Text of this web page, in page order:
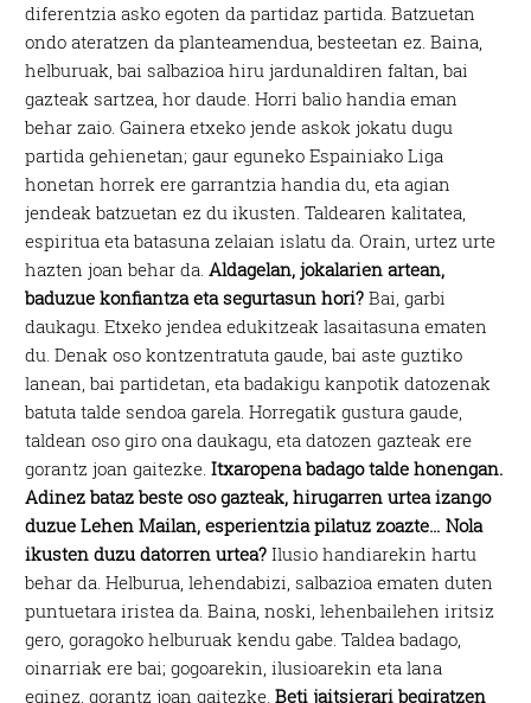
diferentzia asko egoten da partidaz partida. Batzuetan
ondo ateratzen da planteamendua, besteetan ez. Baina,
helburuak, bai salbazioa hiru jardunaldiren faltan, bai
gazteak sartzea, hor daude. Horri balio handia eman
behar zaio. Gainera etxeko jende askok jokatu dugu
partida gehienetan; gaur eguneko Espainiako Liga
honetan horrek ere garrantzia handia du, eta agian
jendeak batzuetan ez du ikusten. Taldearen kalitatea,
espiritua eta batasuna zelaian islatu da. Orain, urtez urte
hazten joan behar da.Aldagelan, jokalarien artean,
baduzue konfiantza eta segurtasun hori? Bai, garbi
daukagu. Etxeko jendea edukitzeak lasaitasuna ematen
du. Denak oso kontzentratuta gaude, bai aste guztiko
lanean, bai partidetan, eta badakigu kanpotik datozenak
batuta talde sendoa garela. Horregatik gustura gaude,
taldean oso giro ona daukagu, eta datozen gazteak ere
gorantz joan gaitezke.Itxaropena badago talde honengan.
Adinez bataz beste oso gazteak, hirugarren urtea izango
duzue Lehen Mailan, esperientzia pilatuz zoazte… Nola
ikusten duzu datorren urtea?Ilusio handiarekin hartu
behar da. Helburua, lehendabizi, salbazioa ematen duten
puntuetara iristea da. Baina, noski, lehenbailehen iritsiz
gero, goragoko helburuak kendu gabe. Taldea badago,
oinarriak ere bai; gogoarekin, ilusioarekin eta lana
eginez, gorantz joan gaitezke.Beti jaitsierari begiratzen